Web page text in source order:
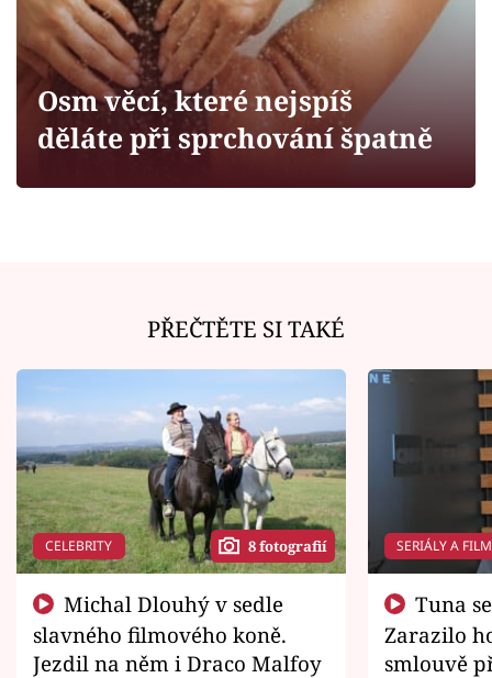
Sledujte prima+
Filmový festival Karlovy Vary
Sledujte nás
Osm věcí, které nejspíš
děláte při sprchování špatně
PŘEČTĚTE SI TAKÉ
CELEBRITY 8 fotografií
slavného filmového koně.
Jezdil na něm i Draco Malfoy
SERIÁLY A
Zarazilo
smlouvě